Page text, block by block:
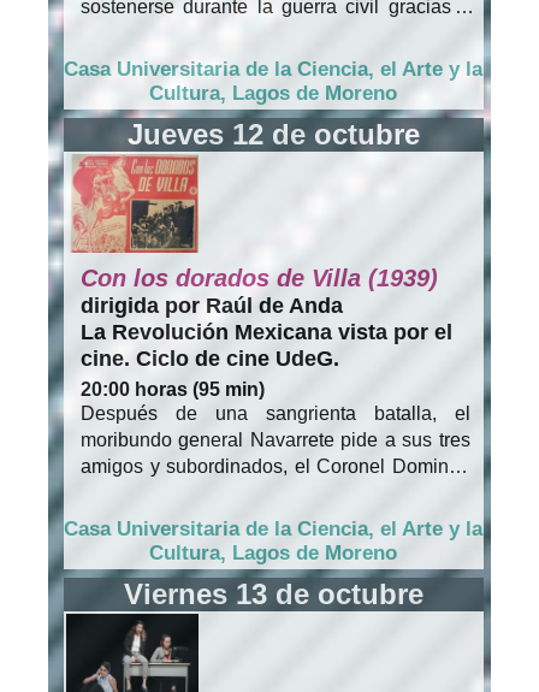
sostenerse durante la guerra civil gracias a
conflicto, lo que lo convierte en amigo
personal de los generales de ambos grupos.
Sin embargo, esta situación se complica
luego de que el general revolucionario Felipe
Nieto (Antonio R. Frausto) salve la vida de
Rosalío Mendoza el día de su boda,
dejándolo con una deuda de honor más
grande que la amistad.
Casa Universitaria de la Ciencia, el Arte y la
Cultura, Lagos de Moreno
Jueves 12 de octubre
Con los dorados de Villa (1939)
dirigida por Raúl de Anda
La Revolución Mexicana vista por el
cine. Ciclo de cine UdeG.
20:00 horas (95 min)
Después de una sangrienta batalla, el
moribundo general Navarrete pide a sus tres
amigos y subordinados, el Coronel Domingo
(Pedro Armendáriz) y el Mayor Fernández
(Emilio El Indio Fernández), que busquen a
su hija Rosa Navarrete (Susana Cora), y la
entreguen para que se case con su
prometido. Cuando los generales la
encuentran, Rosa está en un convento de
monjas, sale de allí y viaja en compañía de
Casa Universitaria de la Ciencia, el Arte y la
Cultura, Lagos de Moreno
Viernes 13 de octubre